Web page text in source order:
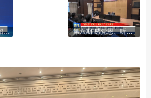
孟庆维赴北京开展招商引资 第六期“感党恩、听党话、跟党走”群众教育巡回宣讲走进东河区